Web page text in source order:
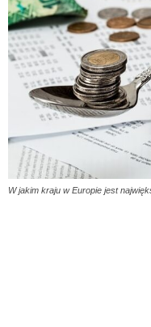
W jakim kraju w Europie jest